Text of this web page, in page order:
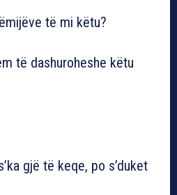
të mi këtu?
të dashuroheshe këtu
gjë të keqe, po s’duket